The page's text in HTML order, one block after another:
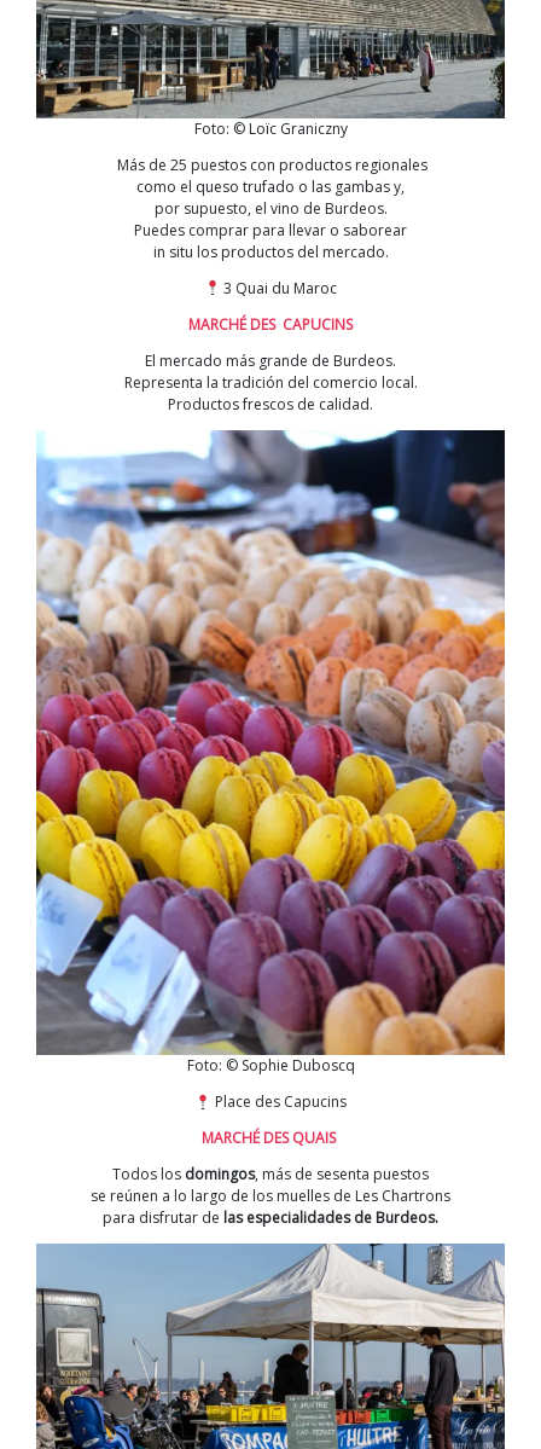
Foto: © Loïc Graniczny
Más de 25 puestos con productos regionales
como el queso trufado o las gambas y,
por supuesto, el vino de Burdeos.
Puedes comprar para llevar o saborear
in situ los productos del mercado.
3 Quai du Maroc
MARCHÉ DES CAPUCINS
El mercado más grande de Burdeos.
Representa la tradición del comercio local.
Productos frescos de calidad.
Foto: © Sophie Duboscq
Place des Capucins
MARCHÉ DES QUAIS
Todos los domingos, más de sesenta puestos
se reúnen a lo largo de los muelles de Les Chartrons
para disfrutar de las especialidades de Burdeos.